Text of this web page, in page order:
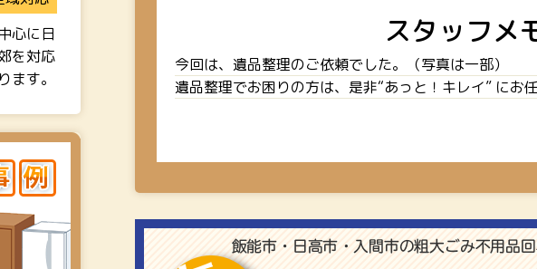
スタッフメ
今回は、遺品整理のご依頼でした。（写真は一部）
遺品整理でお困りの方は、是非“あっと！キレイ” にお
心に日
を対応
ます。